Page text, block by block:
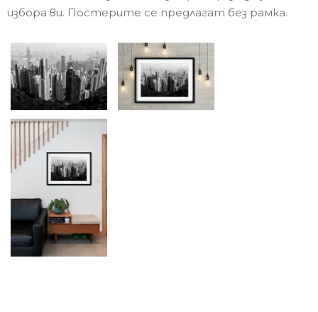
избора ви. Постерите се предлагат без рамка.